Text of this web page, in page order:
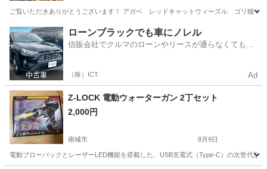
ご覧いただきありがとうございます！ アガベ レッドキャットウィーズル ゴリ猫で
沖縄 浦添市 その他
ローンブラックでも車にノレル
信販会社でクルマのローンやリースが通らなくてもク
（株）ICT Ad
Z-LOCK 電動ウォーターガン 2丁セット
2,000円
南城市 8月9日
電動ブローバックとレーザーLED機能を搭載した、USB充電式（Type-C）の次世代